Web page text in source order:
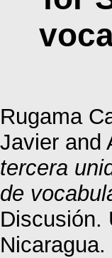
Rugama
Javier and
tercera
de
Discusión.
Nicaragua.